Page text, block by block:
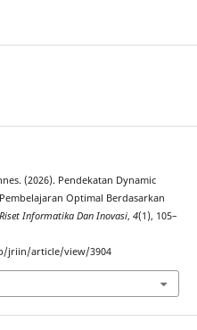
(2026). Pendekatan Dynamic
Optimal Berdasarkan
Informatika Dan Inovasi, 4(1), 105–
jriin/article/view/3904